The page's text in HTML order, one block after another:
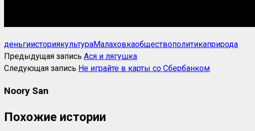
деньгиисториякультураМалаховкаобществополитикаприрода
Предыдущая запись Ася и лягушка
Следующая запись Не играйте в карты со Сбербанком
Noory San
Похожие истории